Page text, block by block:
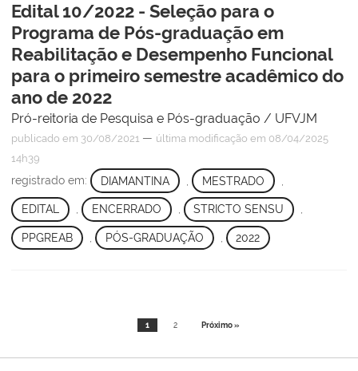
Edital 10/2022 - Seleção para o
Programa de Pós-graduação em
Reabilitação e Desempenho Funcional
para o primeiro semestre acadêmico do
ano de 2022
Pró-reitoria de Pesquisa e Pós-graduação / UFVJM
publicado em 30/08/2021 — última modificação em 08/04/2025
14h39
registrado em: DIAMANTINA MESTRADO
EDITAL , ENCERRADO , STRICTO SENSU ,
PPGREAB PÓS-GRADUAÇÃO 2022
1 2 Próximo »